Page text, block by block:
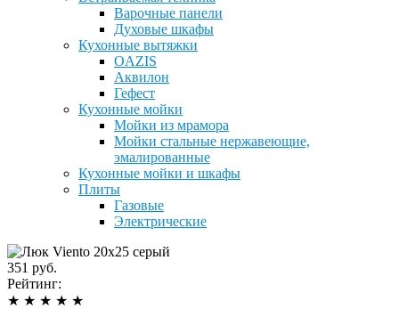
Варочные панели
Духовые шкафы
Кухонные вытяжки
OAZIS
Аквилон
Гефест
Кухонные мойки
Мойки из мрамора
Мойки стальные нержавеющие,
эмалированные
Кухонные мойки и шкафы
Плиты
Газовые
Электрические
351 руб.
Рейтинг:
★ ★ ★ ★ ★